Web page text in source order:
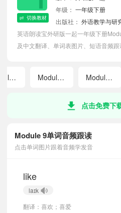
切换教材
年级： 一年级下册
出版社： 外语教学与研
英语朗读宝外研版一起一年级下册
及中文翻译、单词表图片、短语音频跟
Module 6 Module 7 Module 8
点击免费下
Module 9单词音频跟读
点击单词图片跟着音频学发音
like
laɪk
翻译：喜欢；喜爱